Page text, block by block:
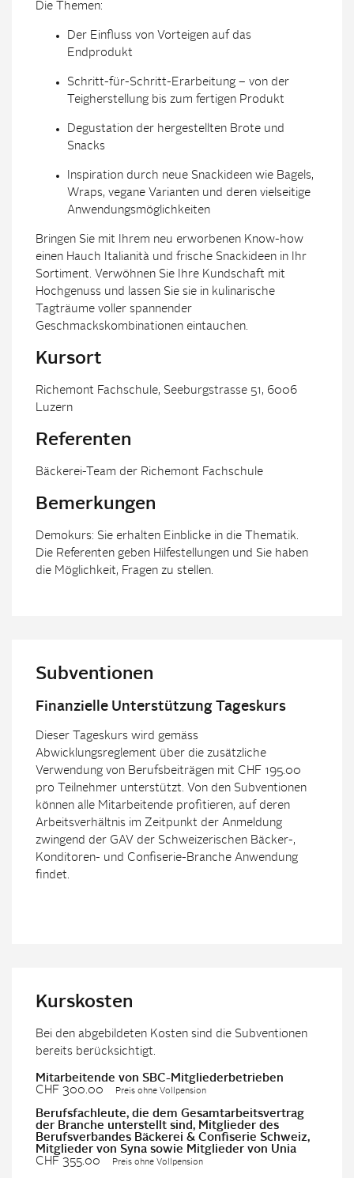
Die Themen:
Der Einfluss von Vorteigen auf das
Endprodukt
Schritt-für-Schritt-Erarbeitung – von der
Teigherstellung bis zum fertigen Produkt
Degustation der hergestellten Brote und
Snacks
Inspiration durch neue Snackideen wie Bagels,
Wraps, vegane Varianten und deren vielseitige
Anwendungsmöglichkeiten
Bringen Sie mit Ihrem neu erworbenen Know-how
einen Hauch Italianità und frische Snackideen in Ihr
Sortiment. Verwöhnen Sie Ihre Kundschaft mit
Hochgenuss und lassen Sie sie in kulinarische
Tagträume voller spannender
Geschmackskombinationen eintauchen.
Kursort
Richemont Fachschule, Seeburgstrasse 51, 6006
Luzern
Referenten
Bäckerei-Team der Richemont Fachschule
Bemerkungen
Demokurs: Sie erhalten Einblicke in die Thematik.
Die Referenten geben Hilfestellungen und Sie haben
die Möglichkeit, Fragen zu stellen.
Subventionen
Finanzielle Unterstützung Tageskurs
Dieser Tageskurs wird gemäss
Abwicklungsreglement über die zusätzliche
Verwendung von Berufsbeiträgen mit CHF 195.00
pro Teilnehmer unterstützt. Von den Subventionen
können alle Mitarbeitende profitieren, auf deren
Arbeitsverhältnis im Zeitpunkt der Anmeldung
zwingend der GAV der Schweizerischen Bäcker-,
Konditoren- und Confiserie-Branche Anwendung
findet.
Kurskosten
Bei den abgebildeten Kosten sind die Subventionen
bereits berücksichtigt.
Mitarbeitende von SBC-Mitgliederbetrieben
CHF 300.00
Preis ohne Vollpension
Berufsfachleute, die dem Gesamtarbeitsvertrag
der Branche unterstellt sind, Mitglieder des
Berufsverbandes Bäckerei & Confiserie Schweiz,
Mitglieder von Syna sowie Mitglieder von Unia
CHF 355.00
Preis ohne Vollpension